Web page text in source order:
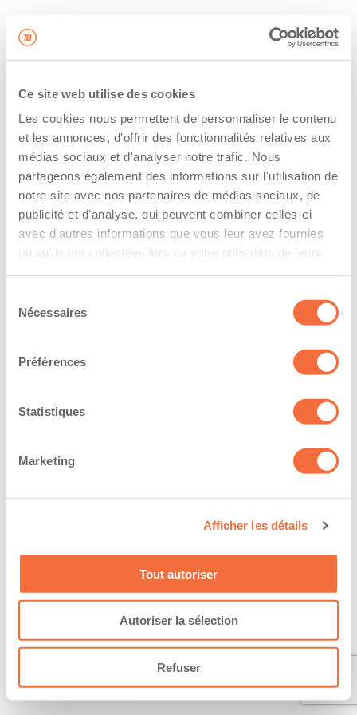
Ce site web utilise des cookies
Les cookies nous permettent de personnaliser le contenu
et les annonces, d'offrir des fonctionnalités relatives aux
médias sociaux et d'analyser notre trafic. Nous
partageons également des informations sur l'utilisation de
notre site avec nos partenaires de médias sociaux, de
publicité et d'analyse, qui peuvent combiner celles-ci
avec d'autres informations que vous leur avez fournies
ou qu'ils ont collectées lors de votre utilisation de leurs
Nécessaires
Préférences
Statistiques
Marketing
Afficher les détails
Tout autoriser
Autoriser la sélection
Refuser